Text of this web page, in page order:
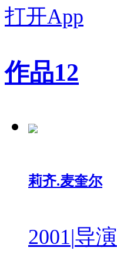
打开App
作品12
莉齐.麦奎尔
2001|导演